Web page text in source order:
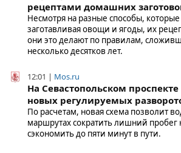
рецептами домашних
Несмотря на разные способы,
заготавливая овощи и ягоды, их
они это делают по правилам,
несколько десятков лет.
12:01 | Mos.ru
На Севастопольском
новых регулируемых
По расчетам, новая схема позволит
маршрутах сократить лишний пробег
сэкономить до пяти минут в пути.